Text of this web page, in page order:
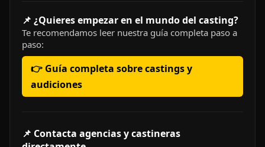
📌 ¿Quieres empezar en el mundo del casting?
Te recomendamos leer nuestra guía completa paso a
paso:
👉 Guía completa sobre castings y
audiciones
📌 Contacta agencias y castineras